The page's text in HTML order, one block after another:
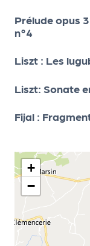
Prélude opus
n°4
Liszt : Les
Liszt: Sonate
Fijal :
+
−
e
o
r
a
i
s
a
t